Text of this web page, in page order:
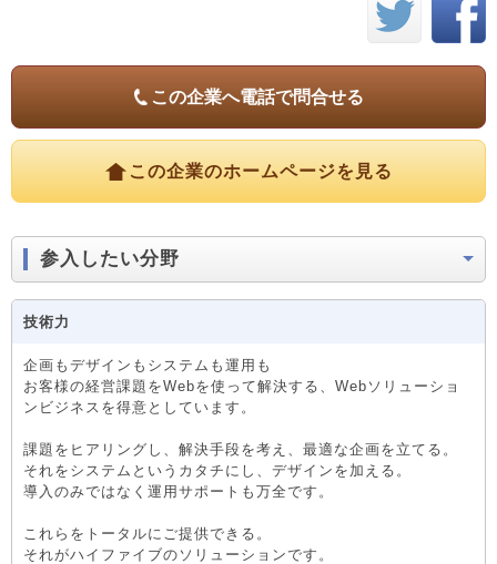
この企業へ電話で問合せる
この企業のホームページを見る
参入したい分野
技術力
企画もデザインもシステムも運用も
お客様の経営課題をWebを使って解決する、Webソリューショ
ンビジネスを得意としています。
課題をヒアリングし、解決手段を考え、最適な企画を立てる。
それをシステムというカタチにし、デザインを加える。
導入のみではなく運用サポートも万全です。
これらをトータルにご提供できる。
それがハイファイブのソリューションです。